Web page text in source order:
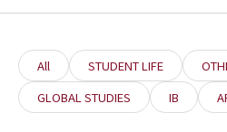
All STUDENT LIFE
GLOBAL STUDIES
IB